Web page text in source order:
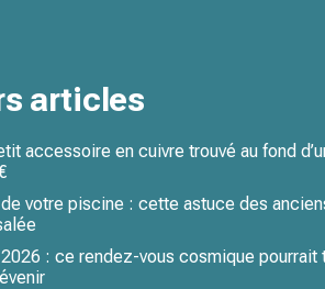
articles
accessoire en cuivre trouvé au fond
votre piscine : cette astuce des
: ce rendez-vous cosmique pourrait